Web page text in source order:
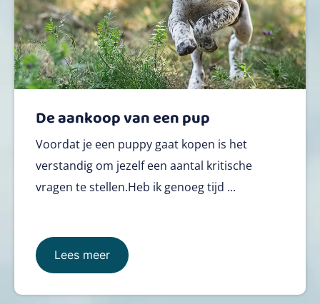
De aankoop van een pup
Voordat je een puppy gaat kopen is het
verstandig om jezelf een aantal kritische
vragen te stellen.Heb ik genoeg tijd ...
Lees meer